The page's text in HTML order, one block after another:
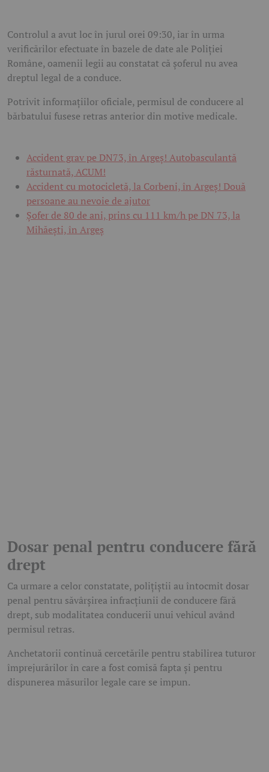
Controlul a avut loc în jurul orei 09:30, iar în urma
verificărilor efectuate în bazele de date ale Poliției
Române, oamenii legii au constatat că șoferul nu avea
dreptul legal de a conduce.
Potrivit informațiilor oficiale, permisul de conducere al
bărbatului fusese retras anterior din motive medicale.
Accident grav pe DN73, în Argeș! Autobasculantă
răsturnată, ACUM!
Accident cu motocicletă, la Corbeni, în Argeș! Două
persoane au nevoie de ajutor
Șofer de 80 de ani, prins cu 111 km/h pe DN 73, la
Mihăești, în Argeș
Dosar penal pentru conducere fără
drept
Ca urmare a celor constatate, polițiștii au întocmit dosar
penal pentru săvârșirea infracțiunii de conducere fără
drept, sub modalitatea conducerii unui vehicul având
permisul retras.
Anchetatorii continuă cercetările pentru stabilirea tuturor
împrejurărilor în care a fost comisă fapta și pentru
dispunerea măsurilor legale care se impun.